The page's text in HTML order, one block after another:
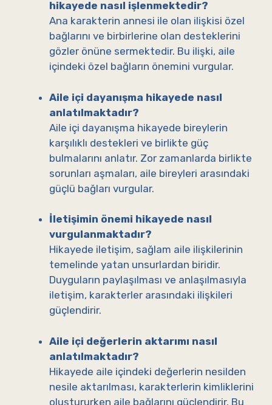
hikayede nasıl işlenmektedir?
Ana karakterin annesi ile olan ilişkisi özel
bağlarını ve birbirlerine olan desteklerini
gözler önüne sermektedir. Bu ilişki, aile
içindeki özel bağların önemini vurgular.
Aile içi dayanışma hikayede nasıl
anlatılmaktadır?
Aile içi dayanışma hikayede bireylerin
karşılıklı destekleri ve birlikte güç
bulmalarını anlatır. Zor zamanlarda birlikte
sorunları aşmaları, aile bireyleri arasındaki
güçlü bağları vurgular.
İletişimin önemi hikayede nasıl
vurgulanmaktadır?
Hikayede iletişim, sağlam aile ilişkilerinin
temelinde yatan unsurlardan biridir.
Duyguların paylaşılması ve anlaşılmasıyla
iletişim, karakterler arasındaki ilişkileri
güçlendirir.
Aile içi değerlerin aktarımı nasıl
anlatılmaktadır?
Hikayede aile içindeki değerlerin nesilden
nesile aktarılması, karakterlerin kimliklerini
oluştururken aile bağlarını güçlendirir. Bu